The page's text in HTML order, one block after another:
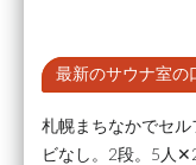
最新のサウナ室の
札幌まちなかでセ
ビなし。2段。5人